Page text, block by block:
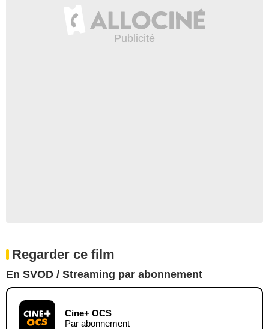
Regarder ce film
En SVOD / Streaming par abonnement
Cine+ OCS
Par abonnement